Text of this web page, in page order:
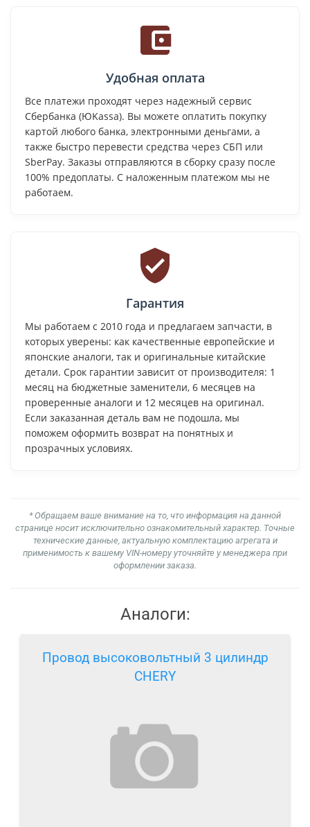
Удобная оплата
Все платежи проходят через надежный сервис
Сбербанка (ЮKassa). Вы можете оплатить покупку
картой любого банка, электронными деньгами, а
также быстро перевести средства через СБП или
SberPay. Заказы отправляются в сборку сразу после
100% предоплаты. С наложенным платежом мы не
работаем.
Гарантия
Мы работаем с 2010 года и предлагаем запчасти, в
которых уверены: как качественные европейские и
японские аналоги, так и оригинальные китайские
детали. Срок гарантии зависит от производителя: 1
месяц на бюджетные заменители, 6 месяцев на
проверенные аналоги и 12 месяцев на оригинал.
Если заказанная деталь вам не подошла, мы
поможем оформить возврат на понятных и
прозрачных условиях.
* Обращаем ваше внимание на то, что информация на данной
странице носит исключительно ознакомительный характер. Точные
технические данные, актуальную комплектацию агрегата и
применимость к вашему VIN-номеру уточняйте у менеджера при
оформлении заказа.
Аналоги:
Провод высоковольтный 3 цилиндр
CHERY